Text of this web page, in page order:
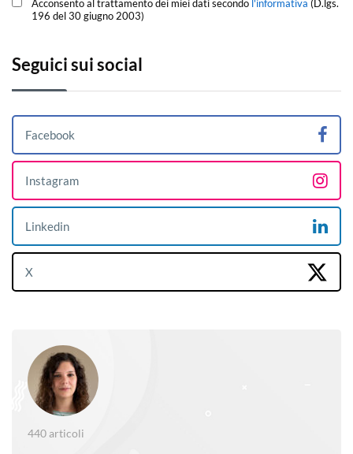
Acconsento al trattamento dei miei dati secondo l'informativa (D.lgs.
196 del 30 giugno 2003)
Seguici sui social
Facebook
Instagram
Linkedin
X
440 articoli